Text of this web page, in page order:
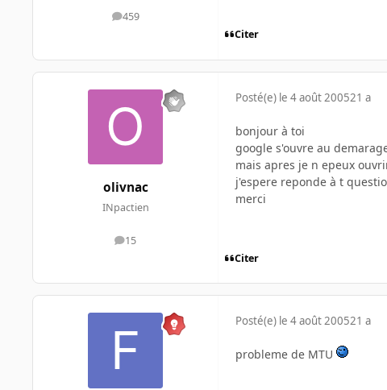
459
messages
Citer
olivnac
INpactien
15
messages
Posté(e) le 4 août 200521 a
bonjour à toi
google s'ouvre au
mais apres je n epeux
j'espere reponde à t
merci
Citer
Posté(e) le 4 août 200521 a
probleme de MTU